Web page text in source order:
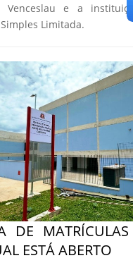
Venceslau e a
Limitada.
DE
ESTÁ ABERTO